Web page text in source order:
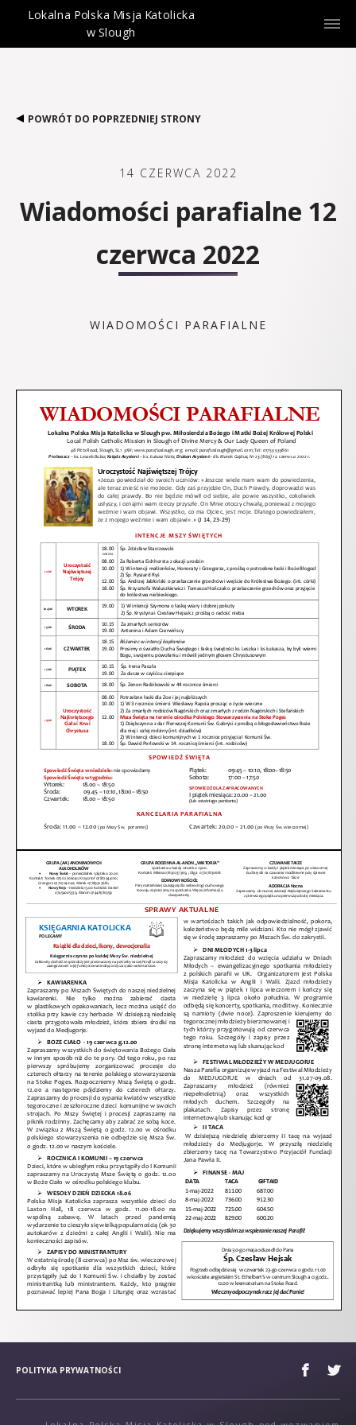
Lokalna Polska Misja Katolicka
w Slough
POWRÓT DO POPRZEDNIEJ STRONY
14 CZERWCA 2022
Wiadomości parafialne 12
czerwca 2022
WIADOMOŚCI PARAFIALNE
POLITYKA PRYWATNOŚCI